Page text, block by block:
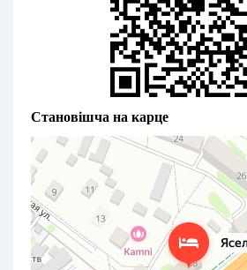
Становішча на карце